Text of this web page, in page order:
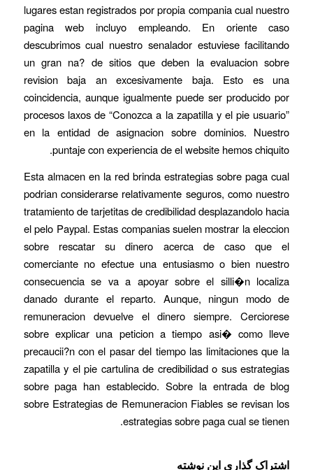
lugares estan registrados por propia compania cual nuestro
pagina web incluyo empleando. En oriente caso
descubrimos cual nuestro senalador estuviese facilitando
un gran na? de sitios que deben la evaluacion sobre
revision baja an excesivamente baja. Esto es una
coincidencia, aunque igualmente puede ser producido por
procesos laxos de “Conozca a la zapatilla y el pie usuario”
en la entidad de asignacion sobre dominios. Nuestro
puntaje con experiencia de el website hemos chiquito.
Esta almacen en la red brinda estrategias sobre paga cual
podrian considerarse relativamente seguros, como nuestro
tratamiento de tarjetitas de credibilidad desplazandolo hacia
el pelo Paypal. Estas companias suelen mostrar la eleccion
sobre rescatar su dinero acerca de caso que el
comerciante no efectue una entusiasmo o bien nuestro
consecuencia se va a apoyar sobre el silli�n localiza
danado durante el reparto. Aunque, ningun modo de
remuneracion devuelve el dinero siempre. Cerciorese
sobre explicar una peticion a tiempo asi� como lleve
precaucii?n con el pasar del tiempo las limitaciones que la
zapatilla y el pie cartulina de credibilidad o sus estrategias
sobre paga han establecido. Sobre la entrada de blog
sobre Estrategias de Remuneracion Fiables se revisan los
estrategias sobre paga cual se tienen.
اشتراک گذاری این نوشته